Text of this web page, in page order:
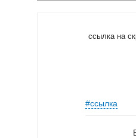
ссылка на
#ссылка